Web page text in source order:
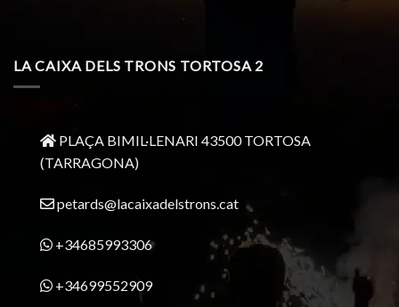
LA CAIXA DELS TRONS TORTOSA 2
PLAÇA BIMIL·LENARI 43500 TORTOSA
(TARRAGONA)
petards@lacaixadelstrons.cat
+34685993306
+34699552909